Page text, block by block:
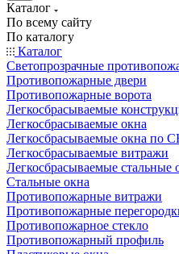
Каталог
По всему сайту
По каталогу
Каталог
Светопрозрачные
Противопожарные двери
Противопожарные ворота
Легкосбрасываемые
Легкосбрасываемые окна
Легкосбрасываемые окна по
Легкосбрасываемые витражи
Легкосбрасываемые стальные
Стальные окна
Противопожарные витражи
Противопожарные
Противопожарное стекло
Противопожарный профиль